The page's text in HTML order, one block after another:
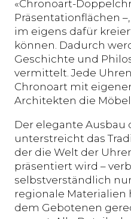
«Chronoart-
Präsentationflächen
im eigens dafür
können. Dadurch
Geschichte und
vermittelt. Jede
Chronoart mit
Architekten die
Der elegante Ausbau
unterstreicht das
der die Welt der
präsentiert wird –
selbstverständlich
regionale Materialien
dem Gebotenen